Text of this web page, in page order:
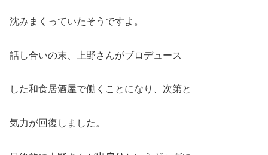
沈みまくっていたそうですよ。
話し合いの末、上野さんがブロデュース
した和食居酒屋で働くことになり、次第と
気力が回復しました。